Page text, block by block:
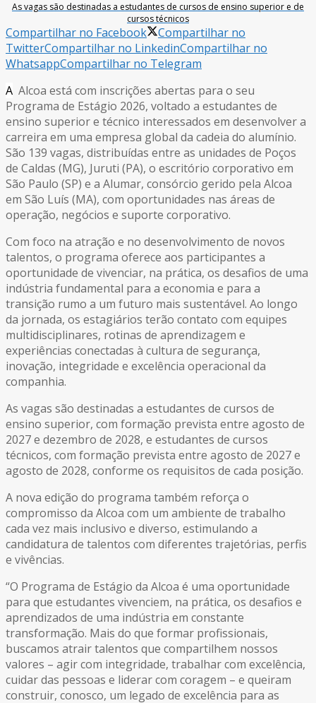
As vagas são destinadas a estudantes de cursos de ensino superior e de
cursos técnicos
Compartilhar no Facebook
Compartilhar no
TwitterCompartilhar no LinkedinCompartilhar no
WhatsappCompartilhar no Telegram
A Alcoa está com inscrições abertas para o seu
Programa de Estágio 2026, voltado a estudantes de
ensino superior e técnico interessados em desenvolver a
carreira em uma empresa global da cadeia do alumínio.
São 139 vagas, distribuídas entre as unidades de Poços
de Caldas (MG), Juruti (PA), o escritório corporativo em
São Paulo (SP) e a Alumar, consórcio gerido pela Alcoa
em São Luís (MA), com oportunidades nas áreas de
operação, negócios e suporte corporativo.
Com foco na atração e no desenvolvimento de novos
talentos, o programa oferece aos participantes a
oportunidade de vivenciar, na prática, os desafios de uma
indústria fundamental para a economia e para a
transição rumo a um futuro mais sustentável. Ao longo
da jornada, os estagiários terão contato com equipes
multidisciplinares, rotinas de aprendizagem e
experiências conectadas à cultura de segurança,
inovação, integridade e excelência operacional da
companhia.
As vagas são destinadas a estudantes de cursos de
ensino superior, com formação prevista entre agosto de
2027 e dezembro de 2028, e estudantes de cursos
técnicos, com formação prevista entre agosto de 2027 e
agosto de 2028, conforme os requisitos de cada posição.
A nova edição do programa também reforça o
compromisso da Alcoa com um ambiente de trabalho
cada vez mais inclusivo e diverso, estimulando a
candidatura de talentos com diferentes trajetórias, perfis
e vivências.
“O Programa de Estágio da Alcoa é uma oportunidade
para que estudantes vivenciem, na prática, os desafios e
aprendizados de uma indústria em constante
transformação. Mais do que formar profissionais,
buscamos atrair talentos que compartilhem nossos
valores – agir com integridade, trabalhar com excelência,
cuidar das pessoas e liderar com coragem – e queiram
construir, conosco, um legado de excelência para as